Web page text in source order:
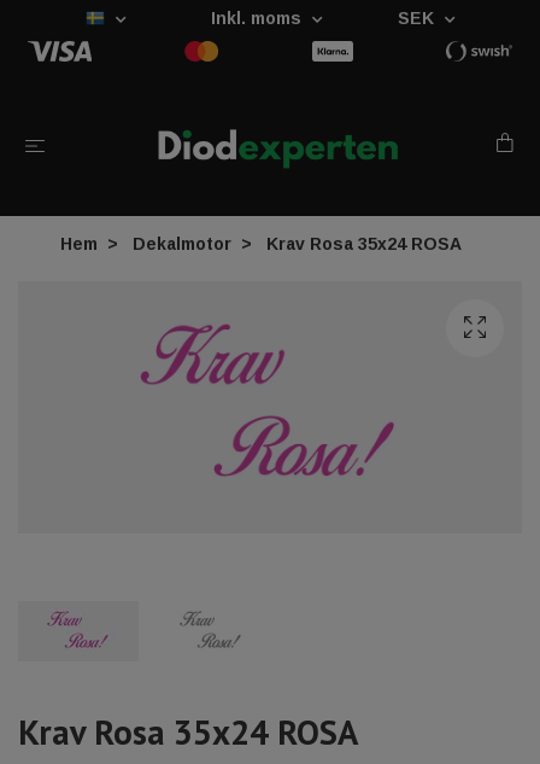
Inkl. moms SEK
Hem Dekalmotor Krav Rosa 35x24 ROSA
Krav Rosa 35x24 ROSA